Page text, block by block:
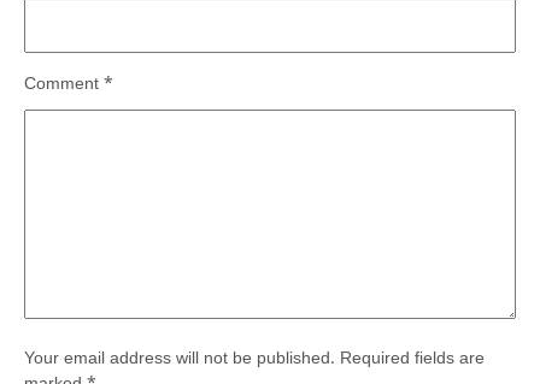
Your email address will not be published. Required fields are
Comment *